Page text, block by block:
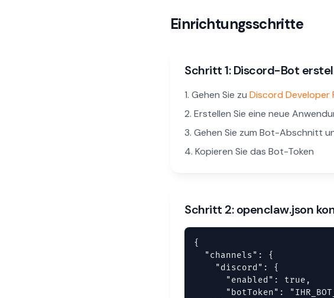
Einrichtungsschritte
Schritt 1: Discord-Bot
Gehen Sie zu Discord Developer
Erstellen Sie eine neue
Gehen Sie zum Bot-Abschnitt
Kopieren Sie das Bot-Token
Schritt 2: openclaw.json
{
  "channels": {
    "discord": {
      "enabled": true,
"botToken":